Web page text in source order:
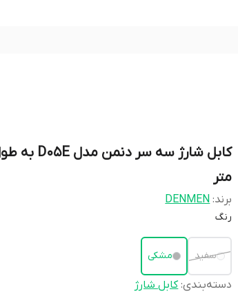
متر
برند: DENMEN
رنگ
سفید مشکی
دسته‌بندی:کابل شارژ